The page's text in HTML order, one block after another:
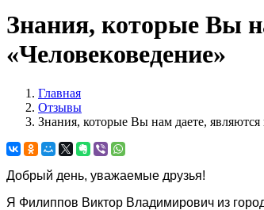
Знания, которые Вы
«Человековедение»
Главная
Отзывы
Знания, которые Вы нам даете,
Добрый день, уважаемые друзья!
Я Филиппов Виктор Владимирович из